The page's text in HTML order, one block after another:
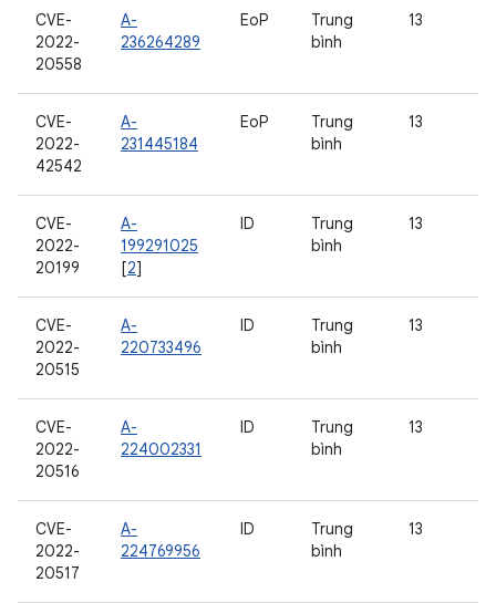
CVE-
2022-
20558
A-
236264289
EoP
Trung
bình
13
CVE-
2022-
42542
A-
231445184
EoP
Trung
bình
13
CVE-
2022-
20199
A-
199291025
[2]
ID
Trung
bình
13
CVE-
2022-
20515
A-
220733496
ID
Trung
bình
13
CVE-
2022-
20516
A-
224002331
ID
Trung
bình
13
CVE-
2022-
20517
A-
224769956
ID
Trung
bình
13